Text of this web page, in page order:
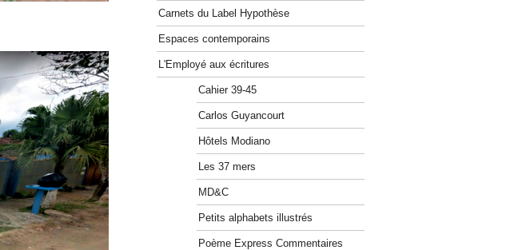
Carnets du Label Hypothèse
Espaces contemporains
L'Employé aux écritures
Cahier 39-45
Carlos Guyancourt
Hôtels Modiano
Les 37 mers
MD&C
Petits alphabets illustrés
Poème Express Commentaires